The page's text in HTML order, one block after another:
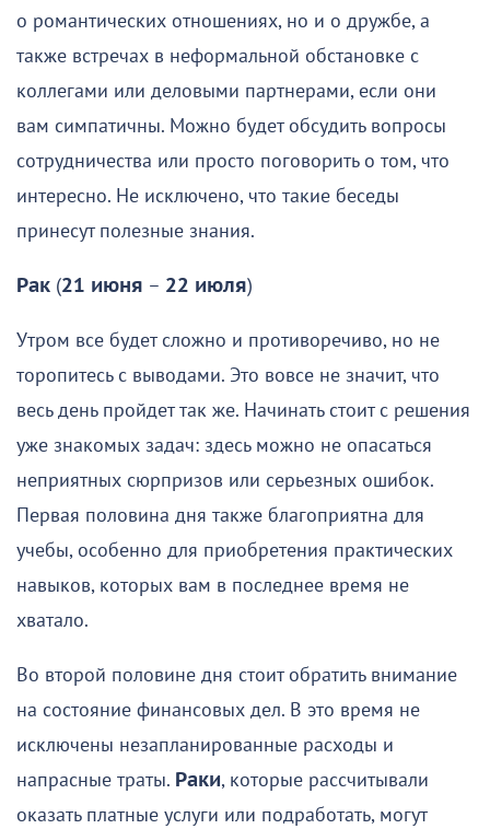
о романтических отношениях, но и о дружбе, а
также встречах в неформальной обстановке с
коллегами или деловыми партнерами, если они
вам симпатичны. Можно будет обсудить вопросы
сотрудничества или просто поговорить о том, что
интересно. Не исключено, что такие беседы
принесут полезные знания.
Рак (21 июня – 22 июля)
Утром все будет сложно и противоречиво, но не
торопитесь с выводами. Это вовсе не значит, что
весь день пройдет так же. Начинать стоит с решения
уже знакомых задач: здесь можно не опасаться
неприятных сюрпризов или серьезных ошибок.
Первая половина дня также благоприятна для
учебы, особенно для приобретения практических
навыков, которых вам в последнее время не
хватало.
Во второй половине дня стоит обратить внимание
на состояние финансовых дел. В это время не
исключены незапланированные расходы и
напрасные траты. Раки, которые рассчитывали
оказать платные услуги или подработать, могут